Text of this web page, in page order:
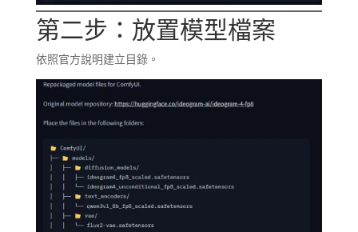
第二步：放置模型檔案
依照官方說明建立目錄。